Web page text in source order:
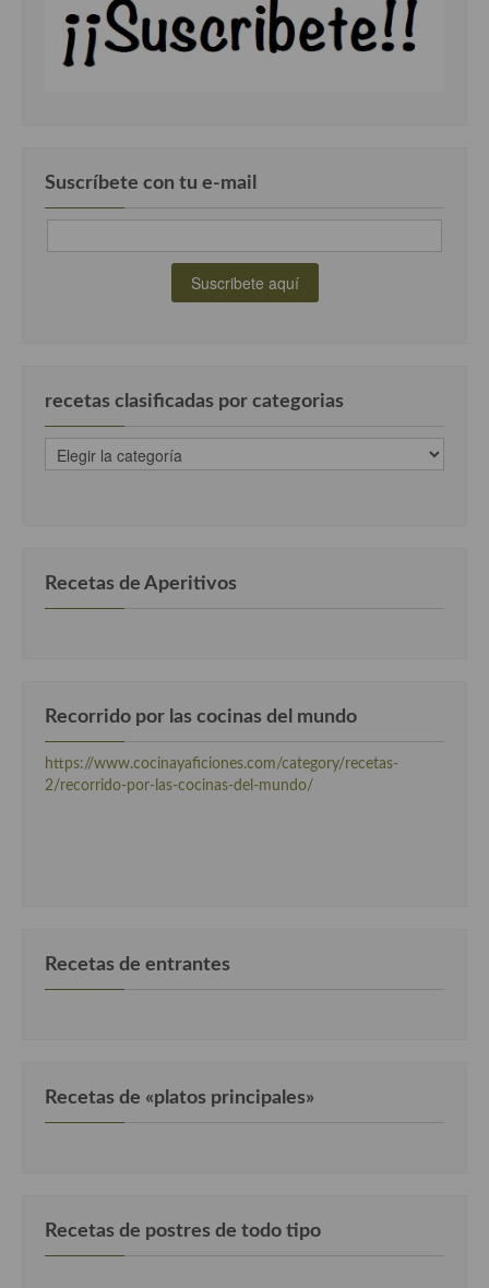
Suscríbete con tu e-mail
recetas clasificadas por categorias
recetas
clasificadas
Recetas de Aperitivos
Recorrido por las cocinas del mundo
https://www.cocinayaficiones.com/category/recetas-
2/recorrido-por-las-cocinas-del-mundo/
Recetas de entrantes
Recetas de «platos principales»
Recetas de postres de todo tipo